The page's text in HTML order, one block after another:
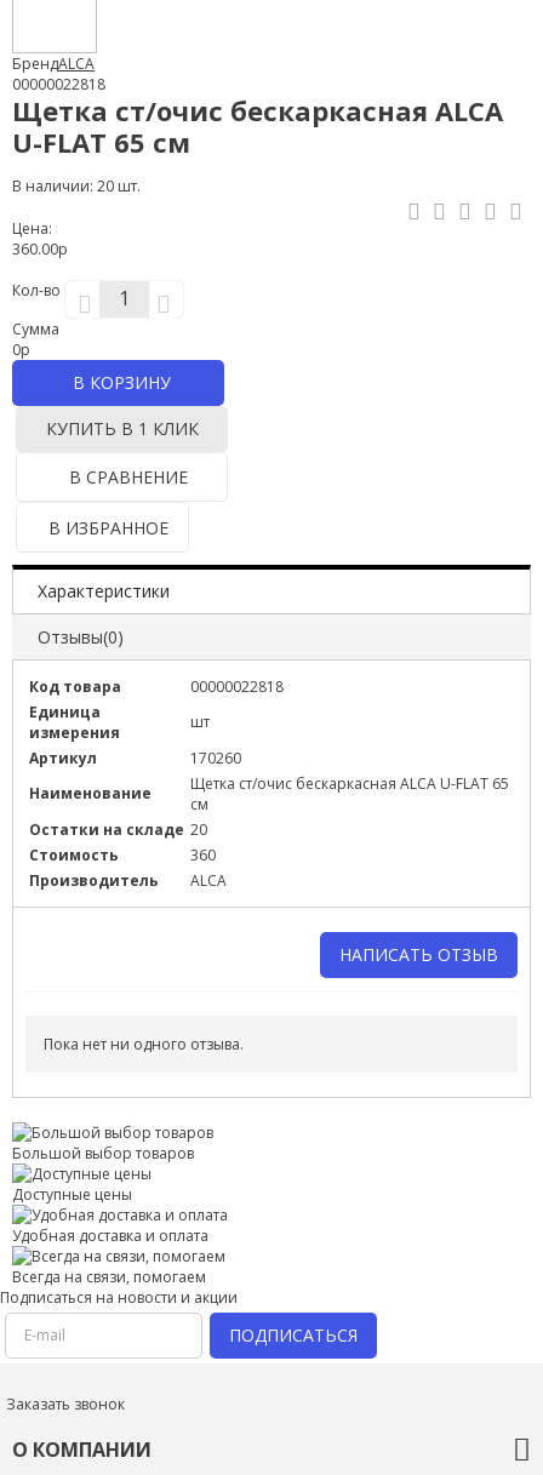
БрендALCA
00000022818
Щетка ст/очис бескаркасная ALCA
U-FLAT 65 см
В наличии: 20 шт.
Цена:
360.00р
Кол-во
Сумма
0р
В КОРЗИНУ
КУПИТЬ В 1 КЛИК
В СРАВНЕНИЕ
В ИЗБРАННОЕ
Характеристики
Отзывы(0)
Код товара
00000022818
Единица
измерения
шт
Артикул
170260
Наименование
Щетка ст/очис бескаркасная ALCA U-FLAT 65
см
Остатки на складе 20
Стоимость
360
Производитель
ALCA
НАПИСАТЬ ОТЗЫВ
покупатели не ошиблись в своем выборе.
вопросы и помогли выбрать товар?
Доставка . Как был упакован товар? Доставили ли его вам в
оговоренный срок?
Товар. Качественный? Какие его плюсы и минусы?
Правила оформления отзывов
Пока нет ни одного отзыва.
Большой выбор товаров
Доступные цены
Удобная доставка и оплата
Всегда на связи, помогаем
Подписаться на новости и акции
ПОДПИСАТЬСЯ
Заказать звонок
О КОМПАНИИ